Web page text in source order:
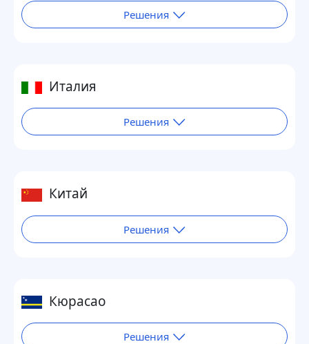
Решения
Италия
Решения
Китай
Решения
Кюрасао
Решения